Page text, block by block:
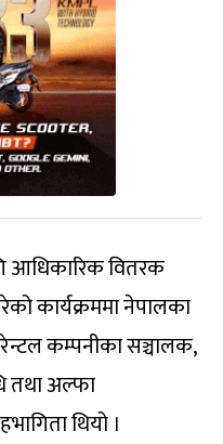
आधिकारिक वितरक
कार्यक्रममा नेपालका
कम्पनीका सञ्चालक,
तथा अल्फा
थियो ।